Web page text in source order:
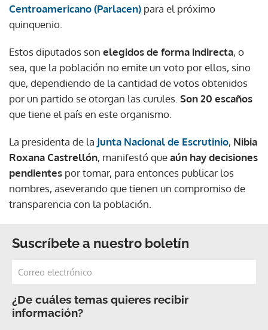
Centroamericano (Parlacen) para el próximo
quinquenio.
Estos diputados son elegidos de forma indirecta, o
sea, que la población no emite un voto por ellos, sino
que, dependiendo de la cantidad de votos obtenidos
por un partido se otorgan las curules. Son 20 escaños
que tiene el país en este organismo.
La presidenta de la Junta Nacional de Escrutinio, Nibia
Roxana Castrellón, manifestó queaún hay decisiones
pendientes por tomar, para entonces publicar los
nombres, aseverando que tienen un compromiso de
transparencia con la población.
Suscríbete a nuestro boletín
¿De cuáles temas quieres recibir
información?